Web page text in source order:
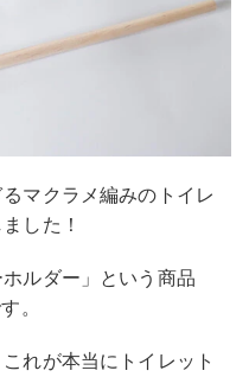
マクラメ編みのトイレ
した！
ルダー」という商品
。
れが本当にトイレット